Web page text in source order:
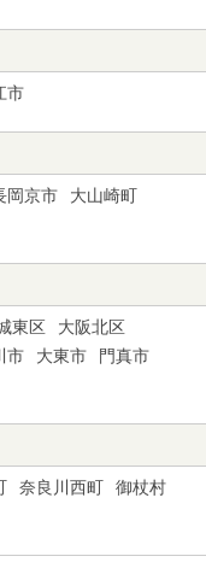
市
岡京市
大山崎町
東区
大阪北区
市 大東市
門真市
奈良川西町
御杖村